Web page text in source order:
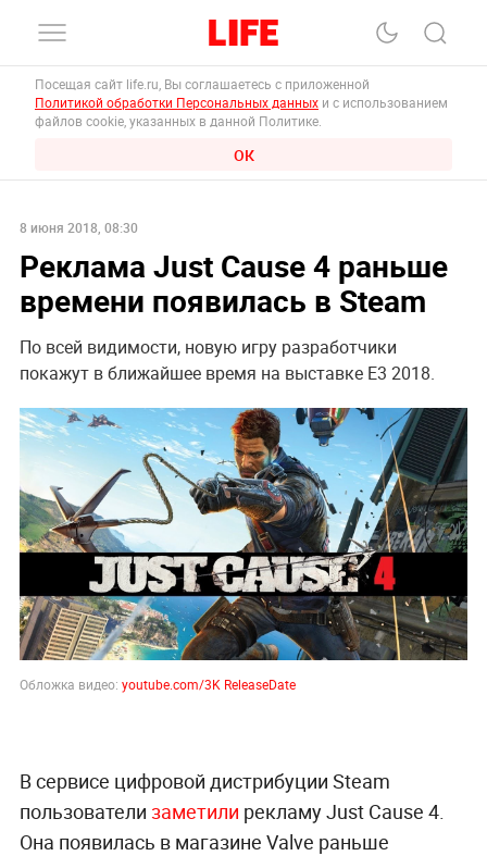
Посещая сайт life.ru, Вы соглашаетесь с приложенной
Политикой обработки Персональных данных и с использованием
файлов cookie, указанных в данной Политике.
ОК
8 июня 2018, 08:30
Реклама Just Cause 4 раньше
времени появилась в Steam
По всей видимости, новую игру разработчики
покажут в ближайшее время на выставке Е3 2018.
Обложка видео: youtube.com/3K ReleaseDate
В сервисе цифровой дистрибуции Steam
пользователи заметили рекламу Just Cause 4.
Она появилась в магазине Valve раньше